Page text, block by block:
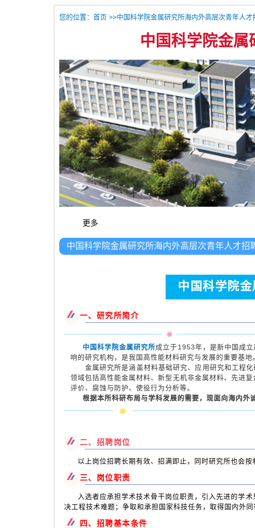
您的位置： 首页 >>中国科学院金属研究所海内外高层次青年人才
中国科学院金
更多
中国科学院金属研究所海内外高层次青年人才招
中国科学院
一、研究所简介
中国科学院金属研究所成立于1953年，是新中国成
响的研究机构，是我国高性能材料研究与发展的重要基地
金属研究所是涵盖材料基础研究、应用研究和工程化
领域包括高性能金属材料、新型无机非金属材料、先进
评价、腐蚀与防护、使役行为分析等。
根据本所科研布局与学科发展的需要，现面向海内外
二、招聘岗位
以上岗位招聘长期有效、招满即止，同时研究所也会
三、岗位职责
入选者应承担学术技术骨干岗位职责，引入先进的学
决工程技术难题；争取和承担国家科技任务，取得国内外
四、招聘基本条件